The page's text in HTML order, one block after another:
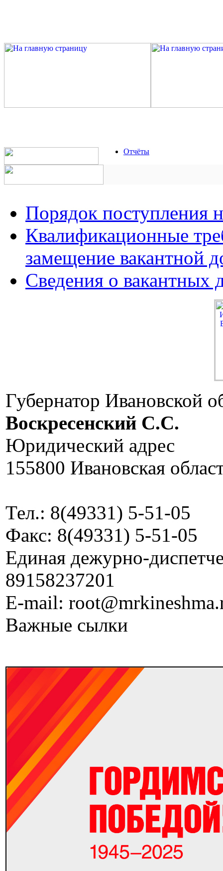
Отчёты
Порядок поступления
Квалификационные
замещение вакантной
Сведения о вакантных
Губернатор Ивановской
Воскресенский C.C.
Юридический адрес
155800 Ивановская
Тел.: 8(49331) 5-51-05
Факс: 8(49331) 5-51-05
Единая дежурно-
89158237201
E-mail:
Важные сылки